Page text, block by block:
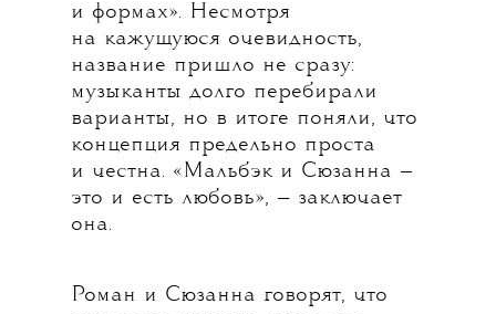
и формах». Несмотря
на кажущуюся очевидность,
название пришло не сразу:
музыканты долго перебирали
варианты, но в итоге поняли, что
концепция предельно проста
и честна. «Мальбэк и Сюзанна —
это и есть любовь», — заключает
она.
Роман и Сюзанна говорят, что